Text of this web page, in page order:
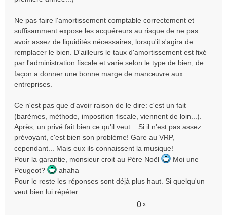
Ne pas faire l'amortissement comptable correctement et
suffisamment expose les acquéreurs au risque de ne pas
avoir assez de liquidités nécessaires, lorsqu'il s'agira de
remplacer le bien. D'ailleurs le taux d'amortissement est fixé
par l'administration fiscale et varie selon le type de bien, de
façon a donner une bonne marge de manœuvre aux
entreprises.
Ce n'est pas que d'avoir raison de le dire: c'est un fait
(barèmes, méthode, imposition fiscale, viennent de loin...).
Après, un privé fait bien ce qu'il veut... Si il n'est pas assez
prévoyant, c'est bien son problème! Gare au VRP,
cependant... Mais eux ils connaissent la musique!
Pour la garantie, monsieur croit au Père Noël
Moi une
Peugeot?
ahaha
Pour le reste les réponses sont déjà plus haut. Si quelqu'un
veut bien lui répéter....
0 x